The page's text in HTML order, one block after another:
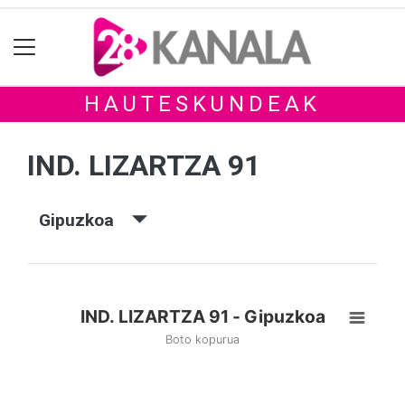
HAUTESKUNDEAK
IND. LIZARTZA 91
Gipuzkoa
IND. LIZARTZA 91 - Gipuzkoa
Boto kopurua